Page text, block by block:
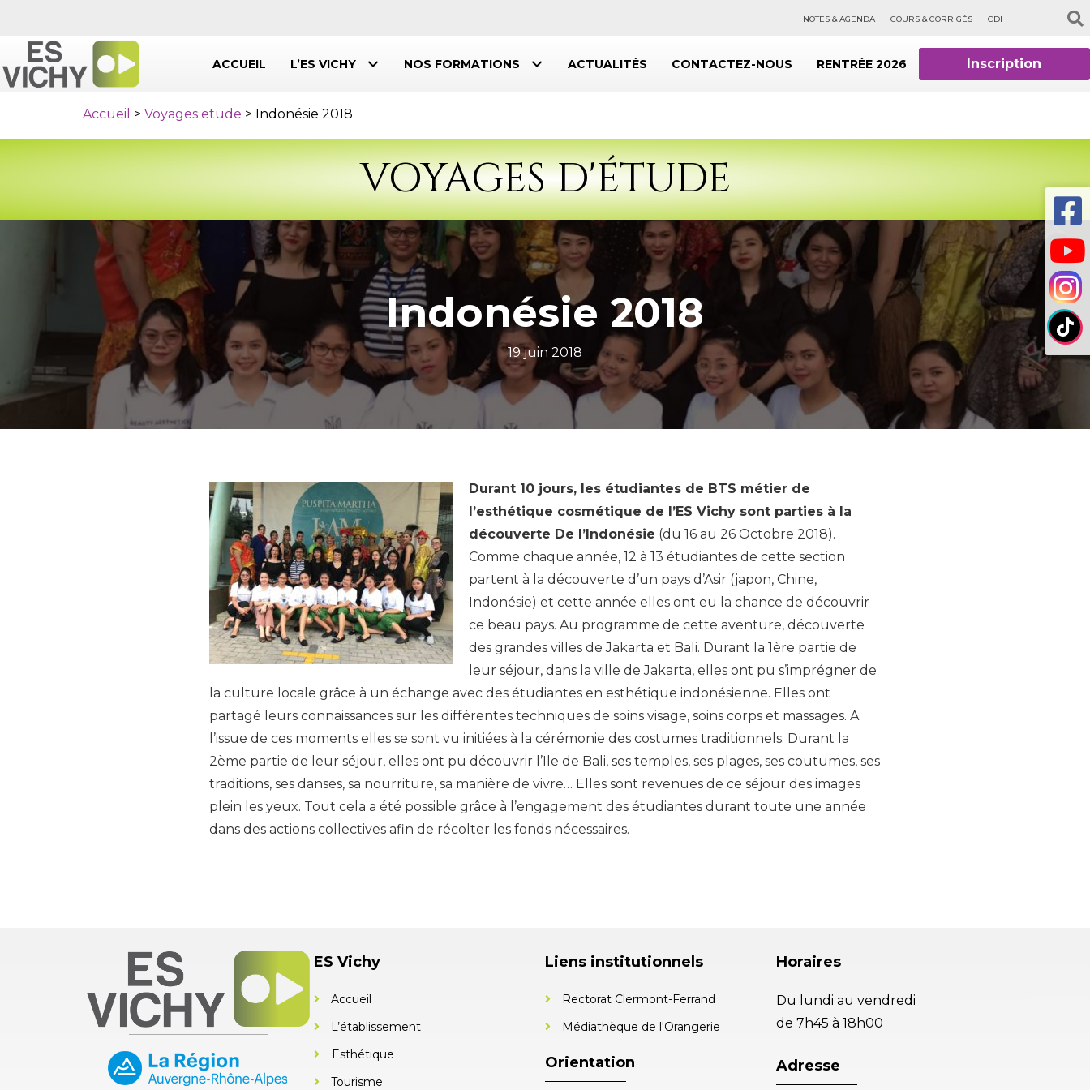
NOTES & AGENDA COURS & CORRIGÉS CDI
ACCUEIL L’ES VICHY NOS FORMATIONS ACTUALITÉS CONTACTEZ-NOUS RENTRÉE 2026 Inscription
Accueil > Voyages etude > Indonésie 2018
VOYAGES D'ÉTUDE
Indonésie 2018
19 juin 2018
Durant 10 jours, les étudiantes de BTS métier de
l’esthétique cosmétique de l’ES Vichy sont parties à la
découverte De l’Indonésie (du 16 au 26 Octobre 2018).
Comme chaque année, 12 à 13 étudiantes de cette section
partent à la découverte d’un pays d’Asir (japon, Chine,
Indonésie) et cette année elles ont eu la chance de découvrir
ce beau pays. Au programme de cette aventure, découverte
des grandes villes de Jakarta et Bali. Durant la 1ère partie de
leur séjour, dans la ville de Jakarta, elles ont pu s’imprégner de
la culture locale grâce à un échange avec des étudiantes en esthétique indonésienne. Elles ont
partagé leurs connaissances sur les différentes techniques de soins visage, soins corps et massages. A
l’issue de ces moments elles se sont vu initiées à la cérémonie des costumes traditionnels. Durant la
2ème partie de leur séjour, elles ont pu découvrir l’Ile de Bali, ses temples, ses plages, ses coutumes, ses
traditions, ses danses, sa nourriture, sa manière de vivre… Elles sont revenues de ce séjour des images
plein les yeux. Tout cela a été possible grâce à l’engagement des étudiantes durant toute une année
dans des actions collectives afin de récolter les fonds nécessaires.
ES Vichy
Accueil
L’établissement
Esthétique
Tourisme
Liens institutionnels
Rectorat Clermont-Ferrand
Médiathèque de l'Orangerie
Orientation
Horaires
Du lundi au vendredi
de 7h45 à 18h00
Adresse